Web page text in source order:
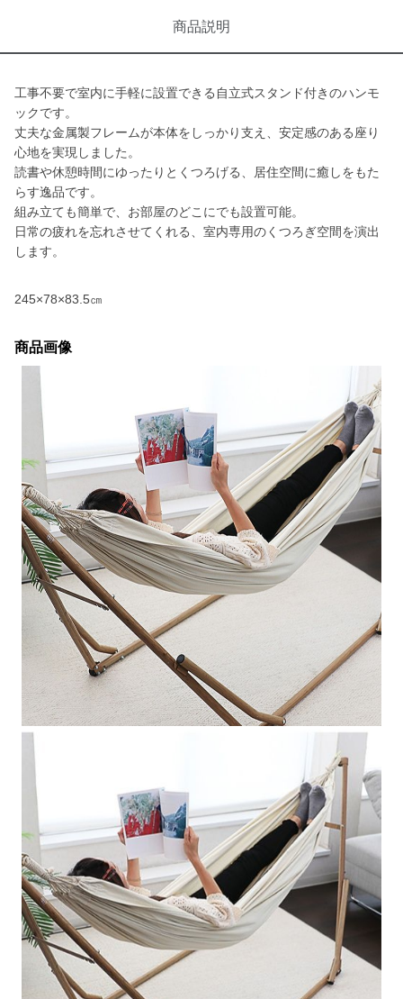
商品説明
工事不要で室内に手軽に設置できる自立式スタンド付きのハンモ
ックです。
丈夫な金属製フレームが本体をしっかり支え、安定感のある座り
心地を実現しました。
読書や休憩時間にゆったりとくつろげる、居住空間に癒しをもた
らす逸品です。
組み立ても簡単で、お部屋のどこにでも設置可能。
日常の疲れを忘れさせてくれる、室内専用のくつろぎ空間を演出
します。
245×78×83.5㎝
商品画像